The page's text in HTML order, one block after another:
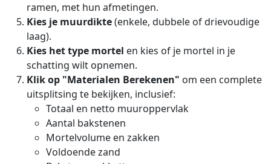
ramen, met hun afmetingen.
Kies je muurdikte(enkele, dubbele of drievoudige
laag).
Kies het type mortel en kies of je mortel in je
schatting wilt opnemen.
Klik op "Materialen Berekenen" om een complete
uitsplitsing te bekijken, inclusief:
Totaal en netto muuroppervlak
Aantal bakstenen
Mortelvolume en zakken
Voldoende zand